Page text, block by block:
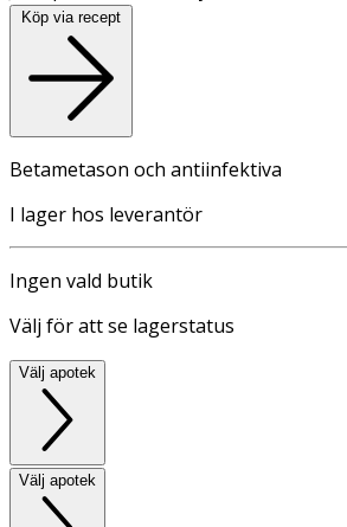
Köp via recept
Betametason och antiinfektiva
I lager hos leverantör
Ingen vald butik
Välj för att se lagerstatus
Välj apotek
Välj apotek